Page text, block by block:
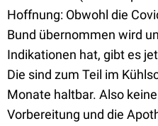
Hoffnung: Obwohl die
Bund übernommen wird
Indikationen hat, gibt es
Die sind zum Teil im
Monate haltbar. Also
Vorbereitung und die